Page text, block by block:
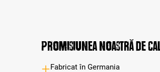
Promisiunea noastră de
Fabricat în Germania